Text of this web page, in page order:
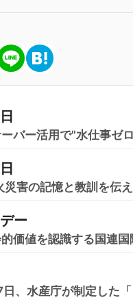
バー活用で"水仕事ゼ
害の記憶と教訓を伝
ー
価値を認識する国連国
、水産庁が制定した